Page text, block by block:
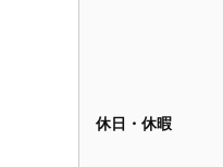
休日・休暇